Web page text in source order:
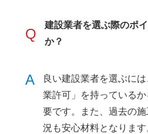
Q
建設業者を選ぶ際のポ
か？
A
良い建設業者を選ぶに
業許可」を持っている
要です。また、過去の
況も安心材料となります